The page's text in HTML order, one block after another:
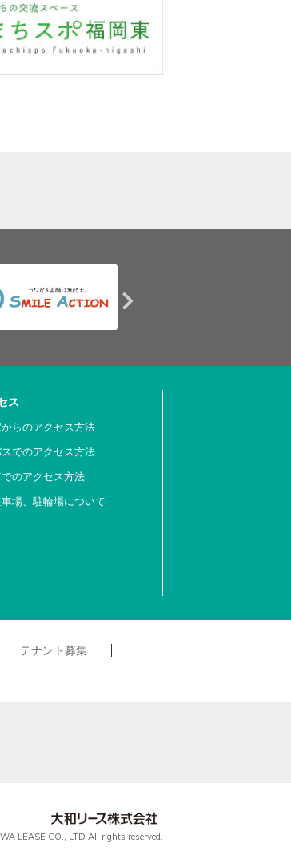
ス
らのアクセス方法
でのアクセス方法
のアクセス方法
場、駐輪場について
テナント募集
LEASE CO., LTD All rights reserved.